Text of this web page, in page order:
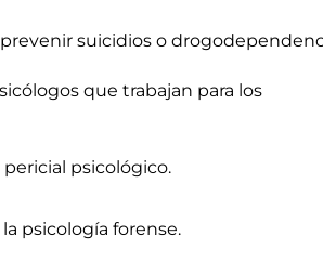
suicidios o
que trabajan para los
psicológico.
psicología forense.